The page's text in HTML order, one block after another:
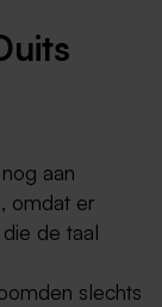
aan
omdat er
de taal
slechts